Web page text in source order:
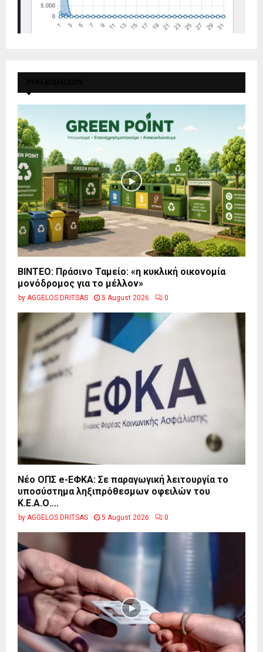
BINTEO: Πράσινο Ταμείο: «η κυκλική οικονομία
μονόδρομος για το μέλλον»
by AGGELOS DRITSAS 5 August 2026 0
Νέο ΟΠΣ e-ΕΦΚΑ: Σε παραγωγική λειτουργία το
υποσύστημα ληξιπρόθεσμων οφειλών του
Κ.Ε.Α.Ο....
by AGGELOS DRITSAS 5 August 2026 0